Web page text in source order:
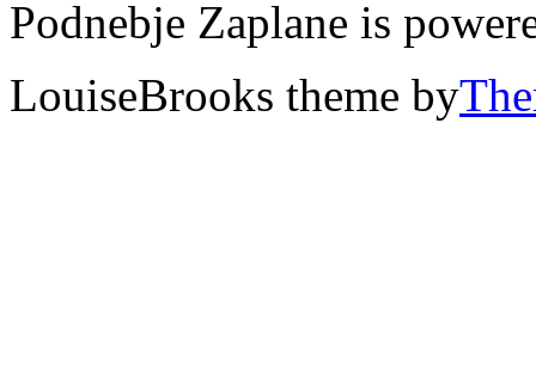
Podnebje Zaplane is
LouiseBrooks theme by